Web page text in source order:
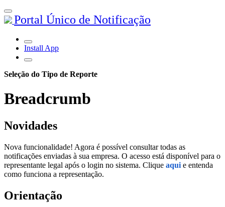
Portal Único de Notificação
Install App
Seleção do Tipo de Reporte
Breadcrumb
Novidades
Nova funcionalidade! Agora é possível consultar todas as
notificações enviadas à sua empresa. O acesso está disponível para o
representante legal após o login no sistema. Clique aqui e entenda
como funciona a representação.
Orientação